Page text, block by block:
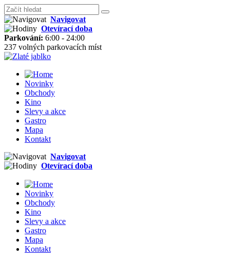
Navigovat
Otevírací doba
Parkování: 6:00 - 24:00
237 volných parkovacích míst
Novinky
Obchody
Kino
Slevy a akce
Gastro
Mapa
Kontakt
Navigovat
Otevírací doba
Novinky
Obchody
Kino
Slevy a akce
Gastro
Mapa
Kontakt